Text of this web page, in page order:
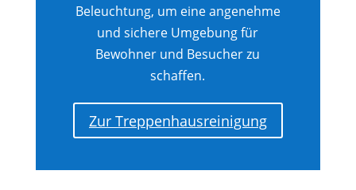
Beleuchtung, um eine angenehme
und sichere Umgebung für
Bewohner und Besucher zu
schaffen.
Zur Treppenhausreinigung